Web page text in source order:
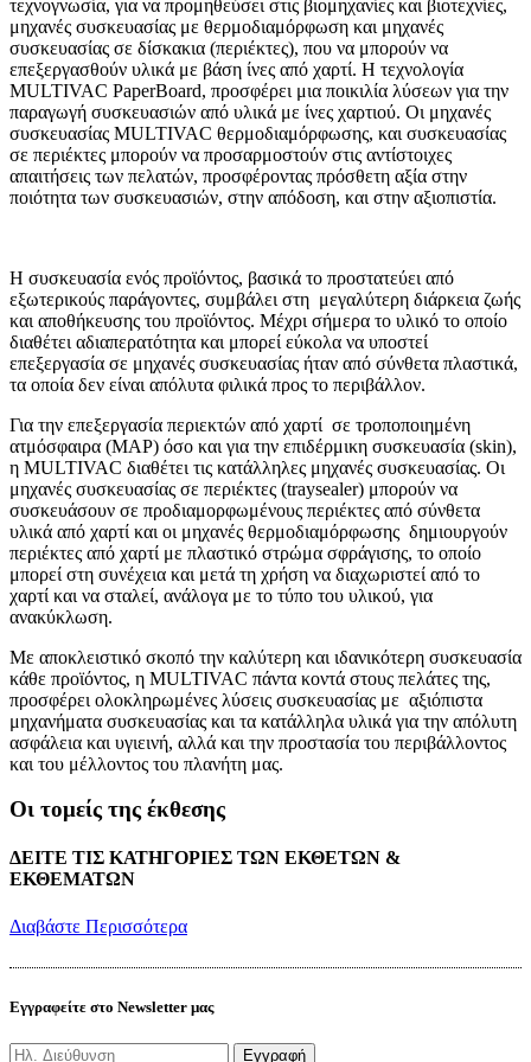
τεχνογνωσία, για να προμηθεύσει στις βιομηχανίες και βιοτεχνίες,
μηχανές συσκευασίας με θερμοδιαμόρφωση και μηχανές
συσκευασίας σε δίσκακια (περιέκτες), που να μπορούν να
επεξεργασθούν υλικά με βάση ίνες από χαρτί. Η τεχνολογία
MULTIVAC PaperBoard, προσφέρει μια ποικιλία λύσεων για την
παραγωγή συσκευασιών από υλικά με ίνες χαρτιού. Οι μηχανές
συσκευασίας MULTIVAC θερμοδιαμόρφωσης, και συσκευασίας
σε περιέκτες μπορούν να προσαρμοστούν στις αντίστοιχες
απαιτήσεις των πελατών, προσφέροντας πρόσθετη αξία στην
ποιότητα των συσκευασιών, στην απόδοση, και στην αξιοπιστία.
Η συσκευασία ενός προϊόντος, βασικά το προστατεύει από
εξωτερικούς παράγοντες, συμβάλει στη μεγαλύτερη διάρκεια ζωής
και αποθήκευσης του προϊόντος. Μέχρι σήμερα το υλικό το οποίο
διαθέτει αδιαπερατότητα και μπορεί εύκολα να υποστεί
επεξεργασία σε μηχανές συσκευασίας ήταν από σύνθετα πλαστικά,
τα οποία δεν είναι απόλυτα φιλικά προς το περιβάλλον.
Για την επεξεργασία περιεκτών από χαρτί σε τροποποιημένη
ατμόσφαιρα (MAP) όσο και για την επιδέρμικη συσκευασία (skin),
η MULTIVAC διαθέτει τις κατάλληλες μηχανές συσκευασίας. Οι
μηχανές συσκευασίας σε περιέκτες (traysealer) μπορούν να
συσκευάσουν σε προδιαμορφωμένους περιέκτες από σύνθετα
υλικά από χαρτί και οι μηχανές θερμοδιαμόρφωσης δημιουργούν
περιέκτες από χαρτί με πλαστικό στρώμα σφράγισης, το οποίο
μπορεί στη συνέχεια και μετά τη χρήση να διαχωριστεί από το
χαρτί και να σταλεί, ανάλογα με το τύπο του υλικού, για
ανακύκλωση.
Με αποκλειστικό σκοπό την καλύτερη και ιδανικότερη συσκευασία
κάθε προϊόντος, η MULTIVAC πάντα κοντά στους πελάτες της,
προσφέρει ολοκληρωμένες λύσεις συσκευασίας με αξιόπιστα
μηχανήματα συσκευασίας και τα κατάλληλα υλικά για την απόλυτη
ασφάλεια και υγιεινή, αλλά και την προστασία του περιβάλλοντος
και του μέλλοντος του πλανήτη μας.
Οι τομείς της έκθεσης
ΔΕΙΤΕ ΤΙΣ ΚΑΤΗΓΟΡΙΕΣ ΤΩΝ ΕΚΘΕΤΩΝ &
ΕΚΘΕΜΑΤΩΝ
Διαβάστε Περισσότερα
Εγγραφείτε στο Newsletter μας